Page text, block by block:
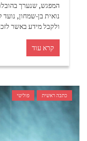
המפגש, שנערך
נואית בן-שמחון,
ולקבל מידע באשר
קרא עוד
כתבה ראשית פוליטי